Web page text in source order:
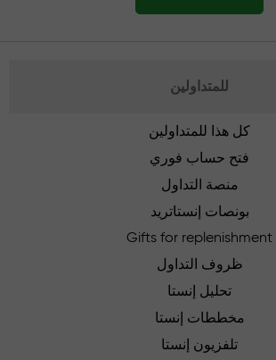
للمتداولين
كل هذا للمتداولين
فتح حساب فوري
منصة التداول
بونصات إنستاتريد
Gifts for replenishment
ظروف التداول
تحليل إنستا
مخططات إنستا
تلفزيون إنستا